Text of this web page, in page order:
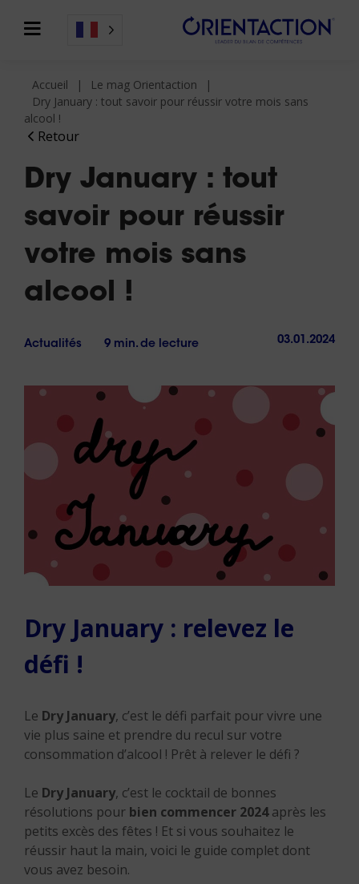
Retour
Accueil
Le mag Orientaction
Dry January : tout savoir pour réussir votre mois sans
alcool !
Dry January : tout
savoir pour réussir
votre mois sans
alcool !
Actualités 9 min. de lecture 03.01.2024
Dry January : relevez le
défi !
Le Dry January, c’est le défi parfait pour vivre une
vie plus saine et prendre du recul sur votre
consommation d’alcool ! Prêt à relever le défi ?
Le Dry January, c’est le cocktail de bonnes
résolutions pour bien commencer 2024après les
petits excès des fêtes ! Et si vous souhaitez le
réussir haut la main, voici le guide complet dont
vous avez besoin.